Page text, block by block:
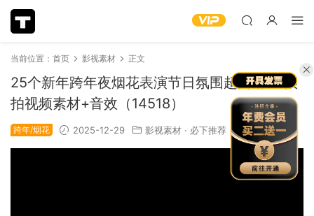
当前位置： 首页 影视素材 正文
25个新年跨年夜烟花表演节日氛围超高清4K实
拍视频素材+音效（14518）
跨年/烟花 2025-12-29 影视素材 · 必下推荐 1.57k